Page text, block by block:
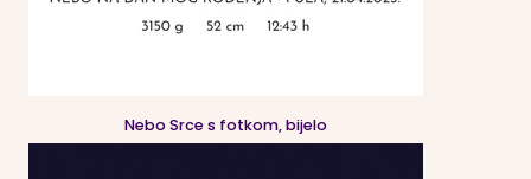
Nebo Srce s fotkom, bijelo